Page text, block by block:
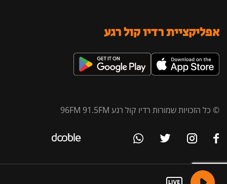
אפליקציית רדיו קול רגע
© כל הזכויות שמורות רדיו קול רגע 96FM 91.5FM